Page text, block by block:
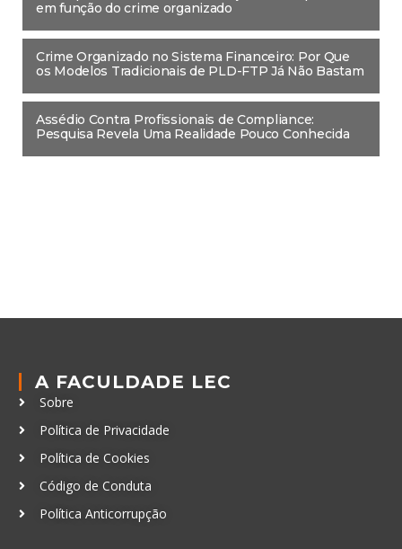
em função do crime organizado
Crime Organizado no Sistema Financeiro: Por Que
os Modelos Tradicionais de PLD-FTP Já Não Bastam
Assédio Contra Profissionais de Compliance:
Pesquisa Revela Uma Realidade Pouco Conhecida
A FACULDADE LEC
Sobre
Política de Privacidade
Política de Cookies
Código de Conduta
Política Anticorrupção